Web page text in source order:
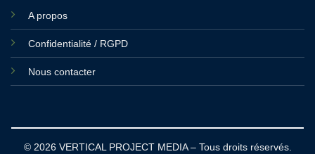
A propos
Confidentialité / RGPD
Nous contacter
© 2026 VERTICAL PROJECT MEDIA – Tous droits réservés.